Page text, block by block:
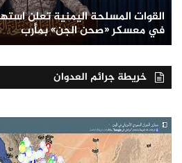
القوات المسلحة اليمنية تعلن
في معسكر «صحن الجن» بمأرب
خريطة جرائم العدوان